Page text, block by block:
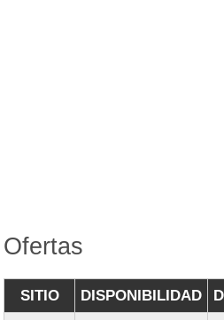
Ofertas
SITIO DISPONIBILIDAD